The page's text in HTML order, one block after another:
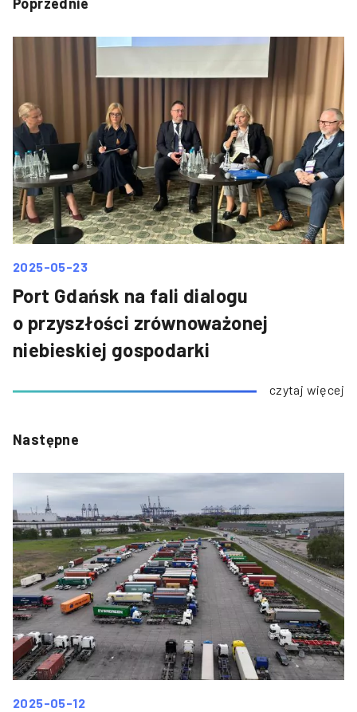
2025-05-23
Port Gdańsk na fali dialogu
o przyszłości zrównoważonej
niebieskiej gospodarki
czytaj więcej
Następne
2025-05-12